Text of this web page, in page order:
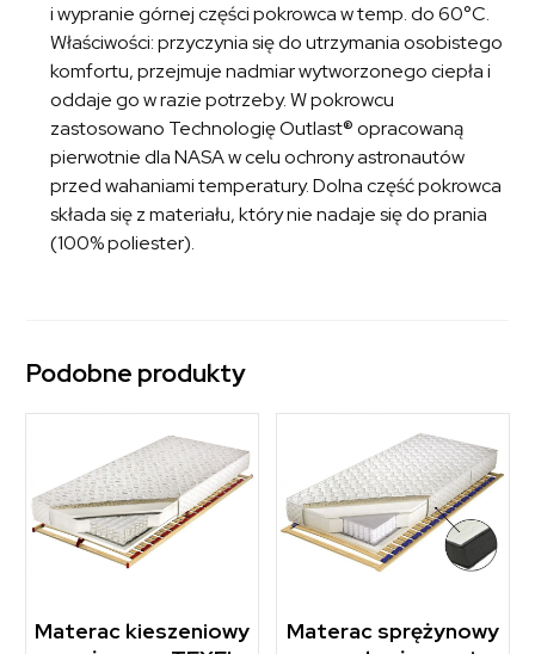
i wypranie górnej części pokrowca w temp. do 60°C.
Właściwości: przyczynia się do utrzymania osobistego
komfortu, przejmuje nadmiar wytworzonego ciepła i
oddaje go w razie potrzeby. W pokrowcu
zastosowano Technologię Outlast® opracowaną
pierwotnie dla NASA w celu ochrony astronautów
przed wahaniami temperatury. Dolna część pokrowca
składa się z materiału, który nie nadaje się do prania
(100% poliester).
Podobne produkty
Materac kieszeniowy
Materac sprężynowy